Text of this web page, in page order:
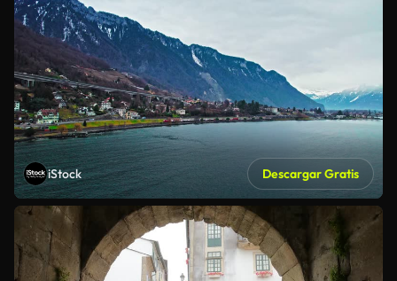
iStock Descargar Gratis